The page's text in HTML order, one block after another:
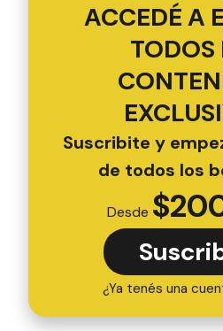
ACCEDÉ A
TODOS
Suscribite y
de todos los
Desde $
¿Ya tenés una